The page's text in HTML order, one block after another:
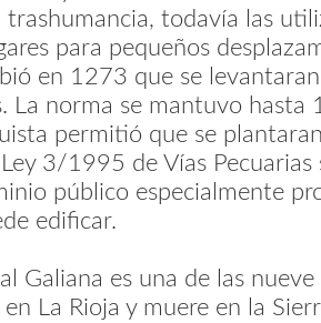
trashumancia, todavía las
para pequeños
en 1273 que se
La norma se mantuvo hasta
permitió que se
3/1995 de Vías Pecuarias
público especialmente
edificar.
Galiana es una de las
en La Rioja y muere en la